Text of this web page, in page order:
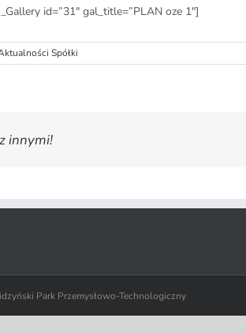
id=”31″ gal_title=”PLAN oze 1″]
Spółki
innymi!
Park Przemysłowo-Technologiczny